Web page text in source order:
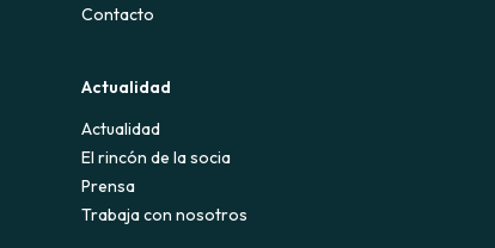
Contacto
Actualidad
Actualidad
El rincón de la socia
Prensa
Trabaja con nosotros